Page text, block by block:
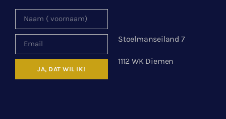
JA, DAT WIL IK!
Stoelmanseiland 7
1112 WK Diemen